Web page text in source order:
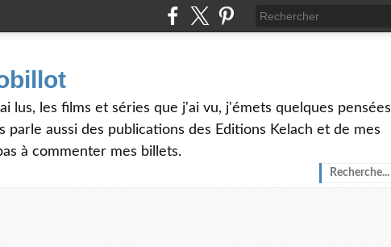
lus, les films et séries que j'ai vu, j'émets quelques pensées
parle aussi des publications des Editions Kelach et de mes
à commenter mes billets.